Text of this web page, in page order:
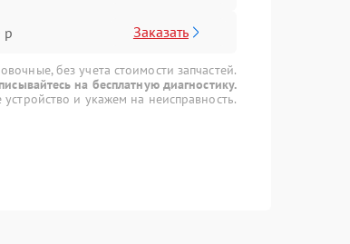
р Заказать
без учета стоимости запчастей.
на бесплатную диагностику.
и укажем на неисправность.